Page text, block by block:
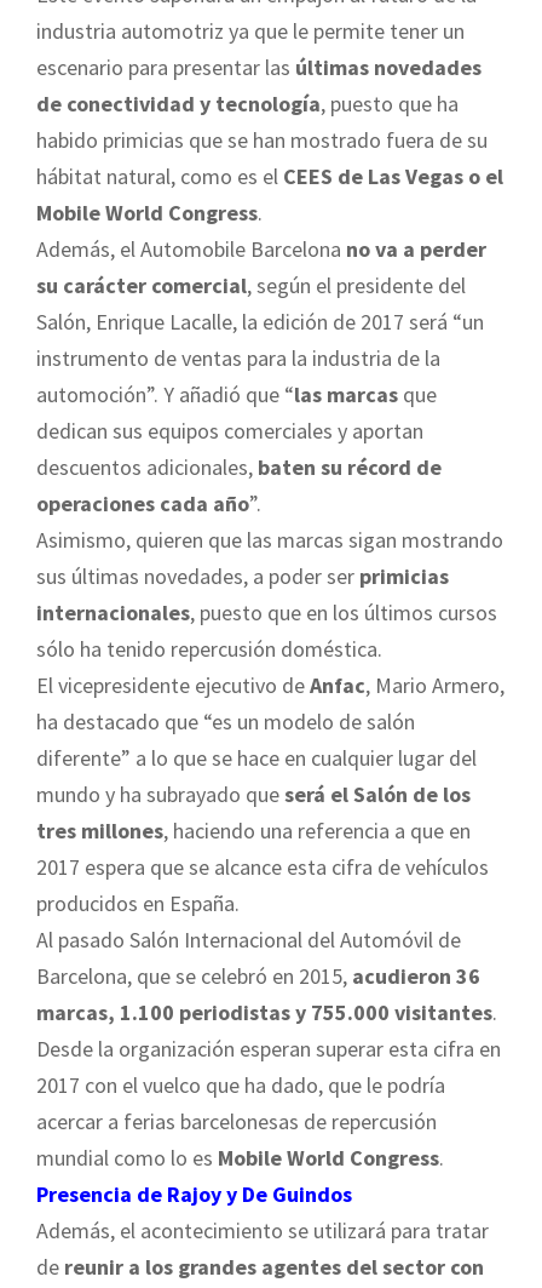
industria automotriz ya que le permite tener un
escenario para presentar las últimas novedades
de conectividad y tecnología, puesto que ha
habido primicias que se han mostrado fuera de su
hábitat natural, como es el CEES de Las Vegas o el
Mobile World Congress.
Además, el Automobile Barcelona no va a perder
su carácter comercial, según el presidente del
Salón, Enrique Lacalle, la edición de 2017 será “un
instrumento de ventas para la industria de la
automoción”. Y añadió que “las marcas que
dedican sus equipos comerciales y aportan
descuentos adicionales, baten su récord de
operaciones cada año”.
Asimismo, quieren que las marcas sigan mostrando
sus últimas novedades, a poder ser primicias
internacionales, puesto que en los últimos cursos
sólo ha tenido repercusión doméstica.
El vicepresidente ejecutivo deAnfac, Mario Armero,
ha destacado que “es un modelo de salón
diferente” a lo que se hace en cualquier lugar del
mundo y ha subrayado queserá el Salón de los
tres millones, haciendo una referencia a que en
2017 espera que se alcance esta cifra de vehículos
producidos en España.
Al pasado Salón Internacional del Automóvil de
Barcelona, que se celebró en 2015, acudieron 36
marcas, 1.100 periodistas y 755.000 visitantes.
Desde la organización esperan superar esta cifra en
2017 con el vuelco que ha dado, que le podría
acercar a ferias barcelonesas de repercusión
mundial como lo es Mobile World Congress.
Presencia de Rajoy y De Guindos
Además, el acontecimiento se utilizará para tratar
de reunir a los grandes agentes del sector con